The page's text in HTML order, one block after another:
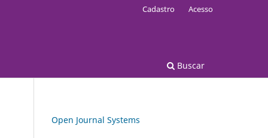
Buscar
Cadastro Acesso
Open Journal Systems